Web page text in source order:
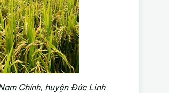
Chính, huyện Đức Linh